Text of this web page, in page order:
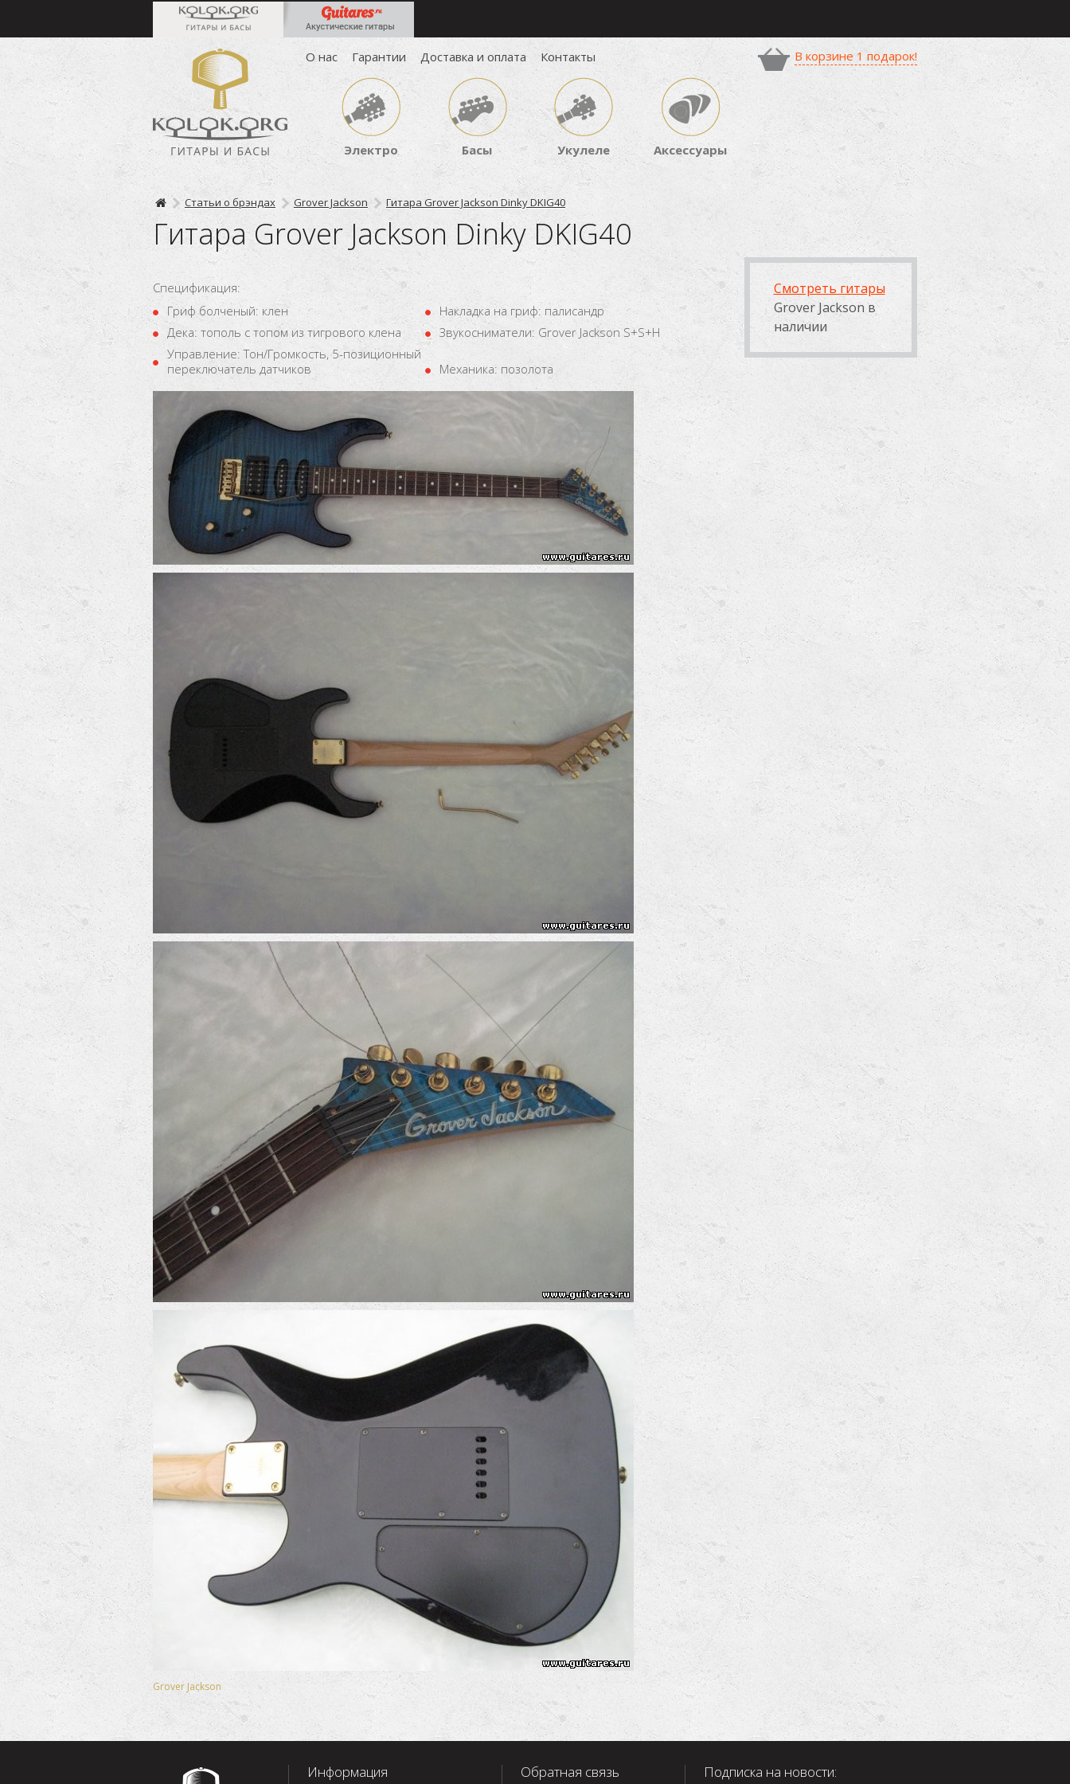
О нас Гарантии Доставка и оплата Контакты
Электро Басы Укулеле Аксессуары
В корзине 1 подарок!
Статьи о брэндах Grover Jackson Гитара Grover Jackson Dinky DKIG40
Гитара Grover Jackson Dinky DKIG40
Спецификация:
Гриф болченый: клен
Накладка на гриф: палисандр
Дека: тополь с топом из тигрового клена
Звукосниматели: Grover Jackson S+S+H
Управление: Тон/Громкость, 5-позиционный
переключатель датчиков
Механика: позолота
Grover Jackson
Смотреть гитары
Grover Jackson в
наличии
Информация Обратная связь Подписка на новости: